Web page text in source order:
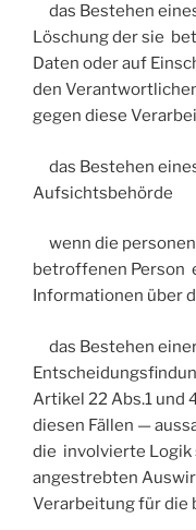
das Bestehen
Löschung der sie
Daten oder auf
den
gegen diese
das Bestehen
Aufsichtsbehörde
wenn die
betroffenen Person
Informationen über
das Bestehen
Artikel 22 Abs.1 und
diesen Fällen —
die involvierte Logik
angestrebten
Verarbeitung für die